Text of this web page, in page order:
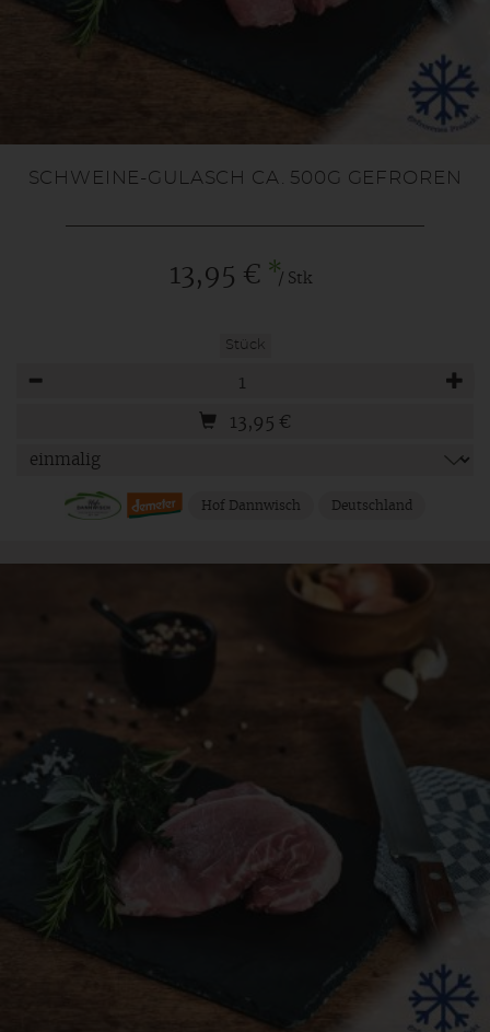
SCHWEINE-GULASCH CA. 500G GEFROREN
13,95 € */ Stk
Stück
13,95 €
Hof Dannwisch Deutschland